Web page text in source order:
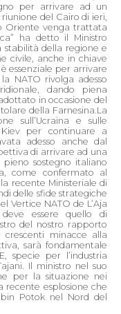
per arrivare ad un
del Cairo di ieri,
Oriente venga trattata
ha detto il Ministro
stabilità della regione e
civile, anche in chiave
essenziale per arrivare
NATO rivolga adesso
dando piena
in occasione del
della Farnesina.La
sull’Ucraina e sulle
per continuare a
adesso anche dal
di arrivare ad una
sostegno italiano
come confermato al
recente Ministeriale di
delle sfide strategiche
Vertice NATO de L’Aja
essere quello di
del nostro rapporto
minacce alla
sarà fondamentale
specie per l’industria
Il ministro nel suo
per la situazione nei
recente esplosione che
Potok nel Nord del